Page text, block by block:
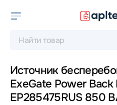
Источник
ExeGate Power
EP285475RUS 850